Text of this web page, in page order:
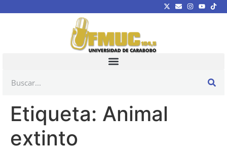
Etiqueta: Animal
extinto